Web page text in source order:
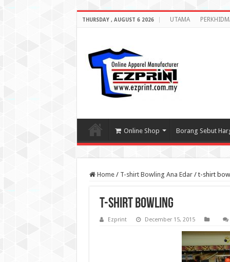
THURSDAY , AUGUST 6 2026 UTAMA
Online Shop Borang Sebut
Home / T-shirt Bowling Ana Edar / t-shirt
t-shirt bowling
Ezprint December 15, 2015